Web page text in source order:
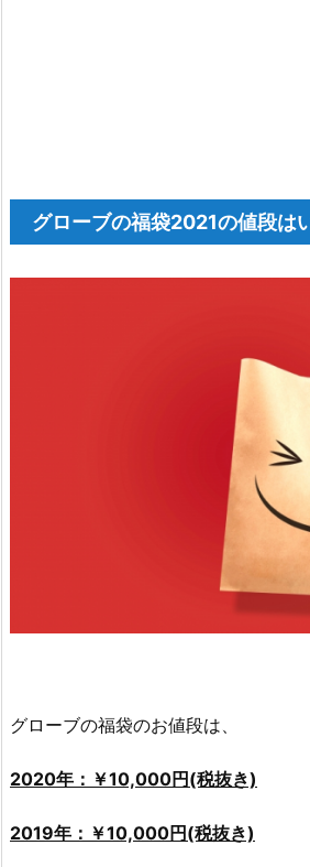
グローブの福袋2021の値段は
グローブの福袋のお値段は、
2020年：￥10,000円(税抜き)
2019年：￥10,000円(税抜き)